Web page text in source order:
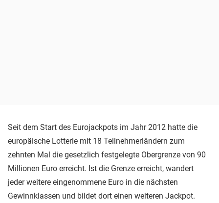
Seit dem Start des Eurojackpots im Jahr 2012 hatte die
europäische Lotterie mit 18 Teilnehmerländern zum
zehnten Mal die gesetzlich festgelegte Obergrenze von 90
Millionen Euro erreicht. Ist die Grenze erreicht, wandert
jeder weitere eingenommene Euro in die nächsten
Gewinnklassen und bildet dort einen weiteren Jackpot.